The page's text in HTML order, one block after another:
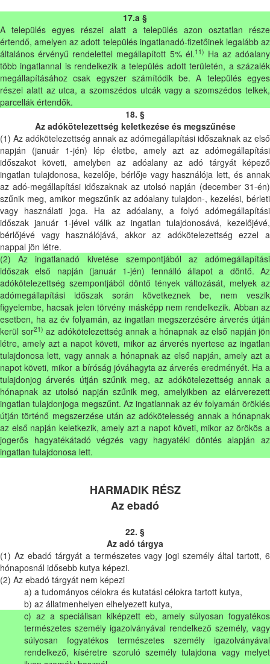
17.a §
A település egyes részei alatt a település azon osztatlan része
értendő, amelyen az adott település ingatlanadó-fizetőinek legalább az
általános érvényű rendelettel megállapított 5% él.11) Ha az adóalany
több ingatlannal is rendelkezik a település adott területén, a százalék
megállapításához csak egyszer számítódik be. A település egyes
részei alatt az utca, a szomszédos utcák vagy a szomszédos telkek,
parcellák értendők.
18. §
Az adókötelezettség keletkezése és megszűnése
(1) Az adókötelezettség annak az adómegállapítási időszaknak az első
napján (január 1-jén) lép életbe, amely azt az adómegállapítási
időszakot követi, amelyben az adóalany az adó tárgyát képező
ingatlan tulajdonosa, kezelője, bérlője vagy használója lett, és annak
az adó-megállapítási időszaknak az utolsó napján (december 31-én)
szűnik meg, amikor megszűnik az adóalany tulajdon-, kezelési, bérleti
vagy használati joga. Ha az adóalany, a folyó adómegállapítási
időszak január 1-jével válik az ingatlan tulajdonosává, kezelőjévé,
bérlőjévé vagy használójává, akkor az adókötelezettség ezzel a
nappal jön létre.
(2) Az ingatlanadó kivetése szempontjából az adómegállapítási
időszak első napján (január 1-jén) fennálló állapot a döntő. Az
adókötelezettség szempontjából döntő tények változását, melyek az
adómegállapítási időszak során következnek be, nem veszik
figyelembe, hacsak jelen törvény másképp nem rendelkezik. Abban az
esetben, ha az év folyamán, az ingatlan megszerzésére árverés útján
kerül sor21) az adókötelezettség annak a hónapnak az első napján jön
létre, amely azt a napot követi, mikor az árverés nyertese az ingatlan
tulajdonosa lett, vagy annak a hónapnak az első napján, amely azt a
napot követi, mikor a bíróság jóváhagyta az árverés eredményét. Ha a
tulajdonjog árverés útján szűnik meg, az adókötelezettség annak a
hónapnak az utolsó napján szűnik meg, amelyikben az elárverezett
ingatlan tulajdonjoga megszűnt. Az ingatlannak az év folyamán öröklés
útján történő megszerzése után az adókötelesség annak a hónapnak
az első napján keletkezik, amely azt a napot követi, mikor az örökös a
jogerős hagyatékátadó végzés vagy hagyatéki döntés alapján az
ingatlan tulajdonosa lett.
HARMADIK RÉSZ
Az ebadó
22. §
Az adó tárgya
(1) Az ebadó tárgyát a természetes vagy jogi személy által tartott, 6
hónaposnál idősebb kutya képezi.
(2) Az ebadó tárgyát nem képezi
a) a tudományos célokra és kutatási célokra tartott kutya,
b) az állatmenhelyen elhelyezett kutya,
c) az a speciálisan kiképzett eb, amely súlyosan fogyatékos
természetes személy igazolványával rendelkező személy, vagy
súlyosan fogyatékos természetes személy igazolványával
rendelkező, kíséretre szoruló személy tulajdona vagy melyet